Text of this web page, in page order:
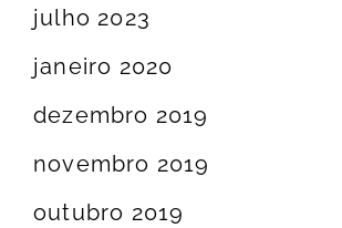
julho 2023
janeiro 2020
dezembro 2019
novembro 2019
outubro 2019